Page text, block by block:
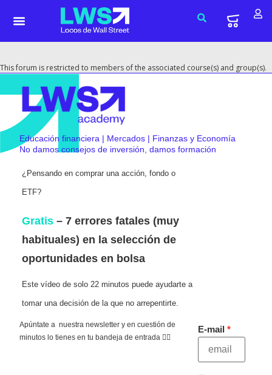
This forum is restricted to members of the associated course(s) and group(s).
Educación financiera | Mercados | Finanzas y Economía
No damos consejos de inversión, damos formación
¿Pensando en comprar una acción, fondo o
ETF?
Gratis – 7 errores fatales (muy
habituales) en la selección de
oportunidades en bolsa
Este vídeo de solo 22 minutos puede ayudarte a
tomar una decisión de la que no arrepentirte.
Apúntate a nuestra newsletter y en cuestión de
minutos lo tienes en tu bandeja de entrada 👇🏻
E-mail